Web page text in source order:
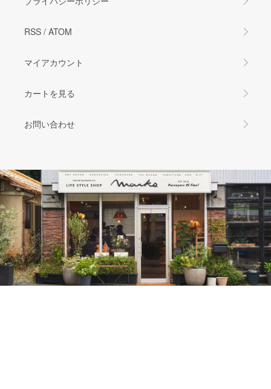
RSS / ATOM
マイアカウント
カートを見る
お問い合わせ